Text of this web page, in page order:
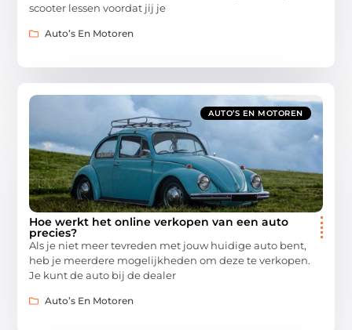
scooter lessen voordat jij je
Auto’s En Motoren
AUTO’S EN MOTOREN
Hoe werkt het online verkopen van een auto
precies?
Als je niet meer tevreden met jouw huidige auto bent,
heb je meerdere mogelijkheden om deze te verkopen.
Je kunt de auto bij de dealer
Auto’s En Motoren